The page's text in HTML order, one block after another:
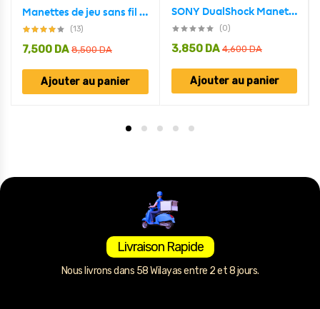
Manettes de jeu sans fil pour Xbox One et toutes les séries S, X, PC
(13)
8,500DA
7,500 DA
Ajouter au panier
SONY DualShock Manette PS4 Sans Fil, Batterie Rechargeable (High Copy) – Edition Dying Light
(0)
4,600DA
3,850 DA
Ajouter au panier
Livraison Rapide
Nous livrons dans 58 Wilayas entre 2 et 8 jours.